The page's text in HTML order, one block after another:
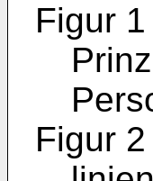
Figur 1
Figur 2